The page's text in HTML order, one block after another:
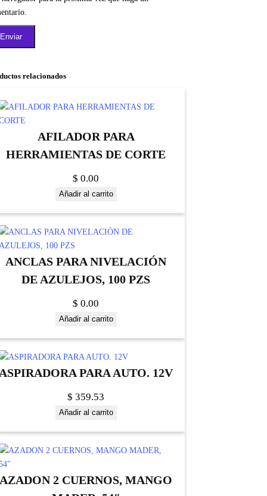
relacionados
AFILADOR PARA
HERRAMIENTAS DE CORTE
$ 0.00
Añadir al carrito
ANCLAS PARA NIVELACIÓN
DE AZULEJOS, 100 PZS
$ 0.00
Añadir al carrito
PARA AUTO. 12V
$ 359.53
Añadir al carrito
AZADON 2 CUERNOS, MANGO